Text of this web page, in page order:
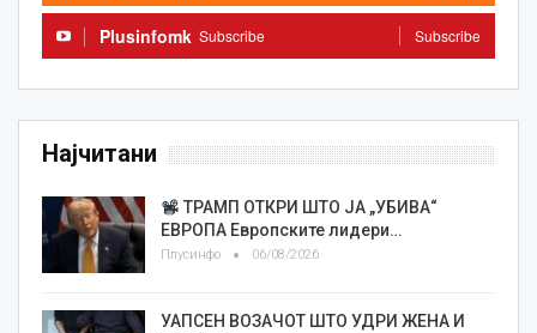
Plusinfomk Subscribe Subscribe
Најчитани
ТРАМП ОТКРИ ШТО ЈА „УБИВА“
ЕВРОПА Европските лидери…
Плусинфо 06/08/2026
УАПСЕН ВОЗАЧОТ ШТО УДРИ ЖЕНА И